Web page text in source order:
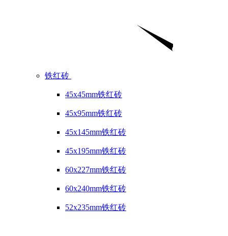
铁红砖
45x45mm铁红砖
45x95mm铁红砖
45x145mm铁红砖
45x195mm铁红砖
60x227mm铁红砖
60x240mm铁红砖
52x235mm铁红砖